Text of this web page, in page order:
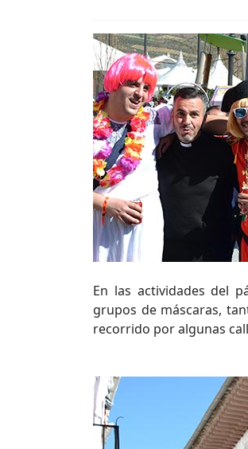
En las actividades del
grupos de máscaras,
recorrido por algunas